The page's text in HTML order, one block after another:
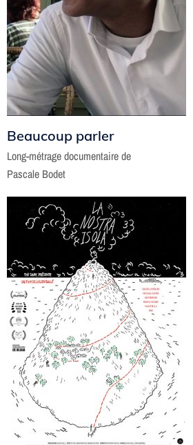
Beaucoup parler
Long-métrage documentaire de
Pascale Bodet